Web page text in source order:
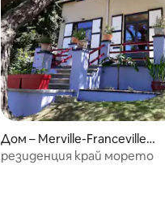
Дом – Merville-Franceville-P
lage
резиденция край морето